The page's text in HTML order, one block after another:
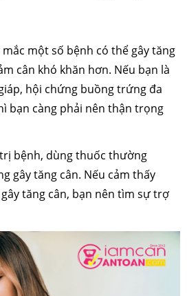
mắc một số bệnh có thể gây tăng
cân khó khăn hơn. Nếu bạn là
hội chứng buồng trứng đa
bạn càng phải nên thận trọng
bệnh, dùng thuốc thường
gây tăng cân. Nếu cảm thấy
tăng cân, bạn nên tìm sự trợ